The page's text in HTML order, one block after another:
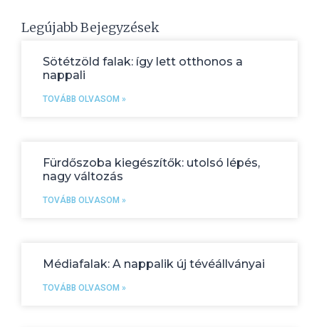
Legújabb Bejegyzések
Sötétzöld falak: így lett otthonos a
nappali
TOVÁBB OLVASOM »
Fürdőszoba kiegészítők: utolsó lépés,
nagy változás
TOVÁBB OLVASOM »
Médiafalak: A nappalik új tévéállványai
TOVÁBB OLVASOM »